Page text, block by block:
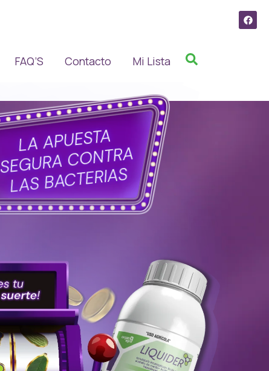
FAQ’S Contacto Mi Lista
LA APUESTA
SEGURA CONTRA
LAS BACTERIAS